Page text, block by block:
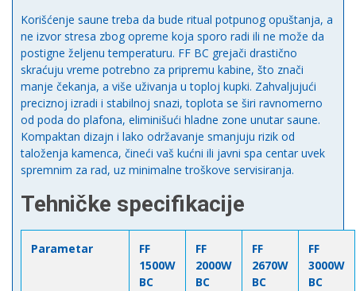
Korišćenje saune treba da bude ritual potpunog opuštanja, a
ne izvor stresa zbog opreme koja sporo radi ili ne može da
postigne željenu temperaturu. FF BC grejači drastično
skraćuju vreme potrebno za pripremu kabine, što znači
manje čekanja, a više uživanja u toploj kupki. Zahvaljujući
preciznoj izradi i stabilnoj snazi, toplota se širi ravnomerno
od poda do plafona, eliminišući hladne zone unutar saune.
Kompaktan dizajn i lako održavanje smanjuju rizik od
taloženja kamenca, čineći vaš kućni ili javni spa centar uvek
spremnim za rad, uz minimalne troškove servisiranja.
Tehničke specifikacije
Parametar
FF
1500W
BC
FF
2000W
BC
FF
2670W
BC
FF
3000W
BC